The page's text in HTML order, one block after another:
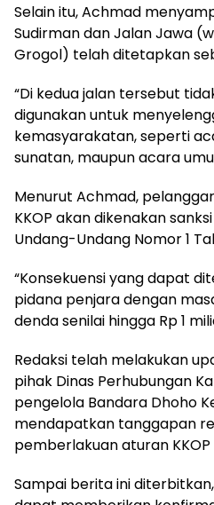
Selain itu, Achmad
Sudirman dan Jalan Jawa
Grogol) telah ditetapkan
“Di kedua jalan tersebut
digunakan untuk
kemasyarakatan, seperti
sunatan, maupun acara
Menurut Achmad,
KKOP akan dikenakan
Undang-Undang Nomor 1
“Konsekuensi yang dapat
pidana penjara dengan
denda senilai hingga Rp 1
Redaksi telah melakukan
pihak Dinas Perhubungan
pengelola Bandara Dhoho
mendapatkan tanggapan
pemberlakuan aturan KKOP
Sampai berita ini